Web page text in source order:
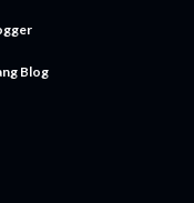
Blog